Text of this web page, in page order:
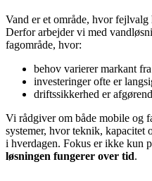
Vand er et område, hvor
Derfor arbejder vi med
fagområde, hvor:
behov varierer markant
investeringer ofte er
driftssikkerhed er
Vi rådgiver om både mobile og
systemer, hvor teknik, kapacitet
i hverdagen. Fokus er ikke kun
løsningen fungerer over tid.